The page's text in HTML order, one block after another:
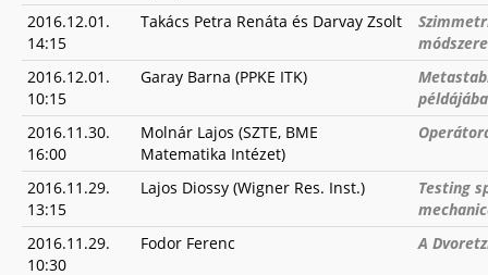
2016.12.01.
14:15
Takács Petra Renáta és Darvay Zsolt
2016.12.01.
10:15
Garay Barna (PPKE ITK)
2016.11.30.
16:00
Molnár Lajos (SZTE, BME
Matematika Intézet)
2016.11.29.
13:15
Lajos Diossy (Wigner Res. Inst.)
Testing
2016.11.29.
10:30
Fodor Ferenc A